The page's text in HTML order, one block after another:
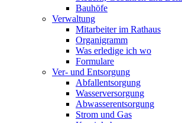
Bauhöfe
Verwaltung
Mitarbeiter im Rathaus
Organigramm
Was erledige ich wo
Formulare
Ver- und Entsorgung
Abfallentsorgung
Wasserversorgung
Abwasserentsorgung
Strom und Gas